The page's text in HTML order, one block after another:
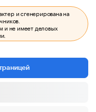
и сгенерирована на
и не имеет деловых